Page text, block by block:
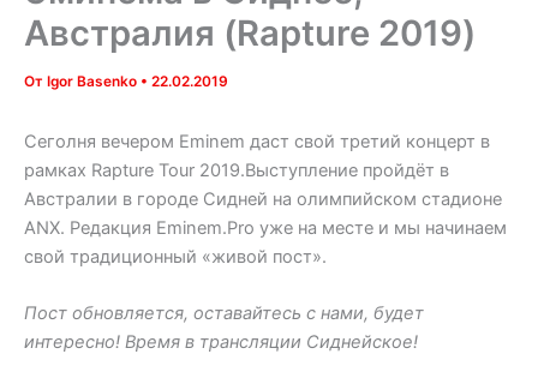
Австралия (Rapture 2019)
От Igor Basenko • 22.02.2019
Сеголня вечером Eminem даст свой третий концерт в
рамках Rapture Tour 2019.Выступление пройдёт в
Австралии в городе Сидней на олимпийском стадионе
ANX. Редакция Eminem.Pro уже на месте и мы начинаем
свой традиционный «живой пост».
Пост обновляется, оставайтесь с нами, будет
интересно! Время в трансляции Сиднейское!